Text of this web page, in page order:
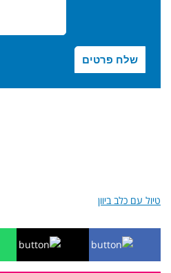
טיול עם כלב ביוון